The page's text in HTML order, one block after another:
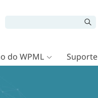
do WPML Suporte